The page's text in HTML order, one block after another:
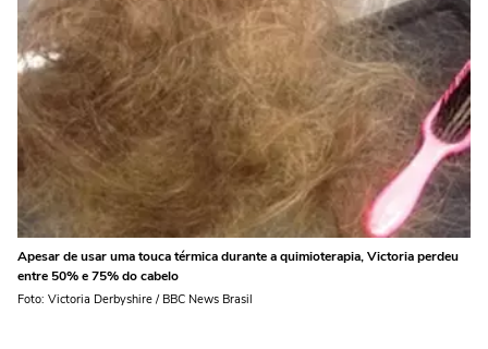
Apesar de usar uma touca térmica durante a quimioterapia, Victoria perdeu
entre 50% e 75% do cabelo
Foto: Victoria Derbyshire / BBC News Brasil